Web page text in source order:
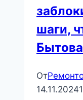
шаги,
От
14.11.2024